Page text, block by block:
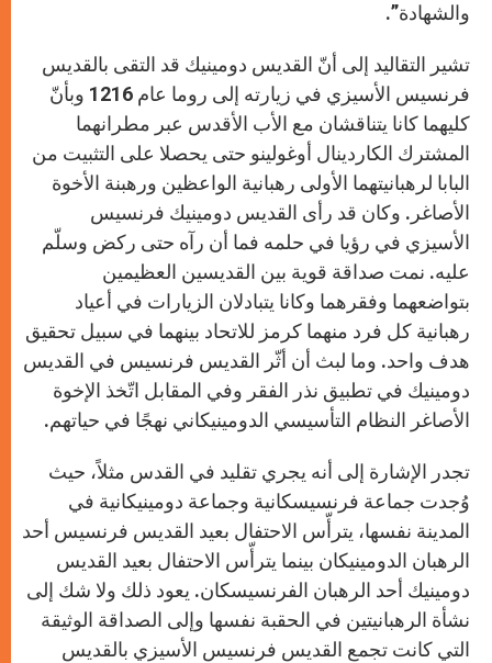
والشهادة”.
تشير التقاليد إلى أنّ القديس دومينيك قد التقى بالقديس
فرنسيس الأسيزي في زيارته إلى روما عام 1216 وبأنّ
كليهما كانا يتناقشان مع الأب الأقدس عبر مطرانهما
المشترك الكاردينال أوغولينو حتى يحصلا على التثبيت من
البابا لرهبانيتهما الأولى رهبانية الواعظين ورهبنة الأخوة
الأصاغر. وكان قد رأى القديس دومينيك فرنسيس
الأسيزي في رؤيا في حلمه فما أن رآه حتى ركض وسلّم
عليه. نمت صداقة قوية بين القديسين العظيمين
بتواضعهما وفقرهما وكانا يتبادلان الزيارات في أعياد
رهبانية كل فرد منهما كرمز للاتحاد بينهما في سبيل تحقيق
هدف واحد. وما لبث أن أثّر القديس فرنسيس في القديس
دومينيك في تطبيق نذر الفقر وفي المقابل اتّخذ الإخوة
الأصاغر النظام التأسيسي الدومينيكاني نهجًا في حياتهم.
تجدر الإشارة إلى أنه يجري تقليد في القدس مثلاً، حيث
وُجدت جماعة فرنسيسكانية وجماعة دومينيكانية في
المدينة نفسها، يترأّس الاحتفال بعيد القديس فرنسيس أحد
الرهبان الدومينيكان بينما يترأّس الاحتفال بعيد القديس
دومينيك أحد الرهبان الفرنسيسكان. يعود ذلك ولا شك إلى
نشأة الرهبانيتين في الحقبة نفسها وإلى الصداقة الوثيقة
التي كانت تجمع القديس فرنسيس الأسيزي بالقديس